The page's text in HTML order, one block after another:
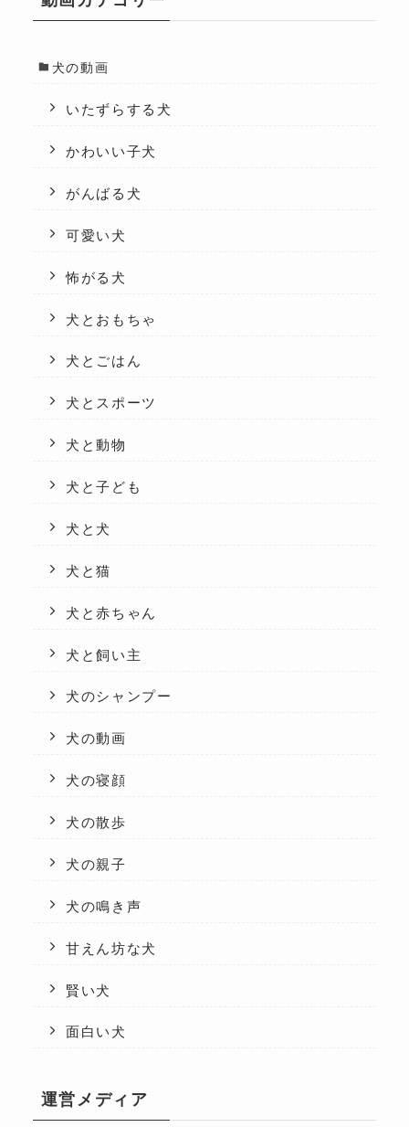
犬の動画
いたずらする犬
かわいい子犬
がんばる犬
可愛い犬
怖がる犬
犬とおもちゃ
犬とごはん
犬とスポーツ
犬と動物
犬と子ども
犬と犬
犬と猫
犬と赤ちゃん
犬と飼い主
犬のシャンプー
犬の動画
犬の寝顔
犬の散歩
犬の親子
犬の鳴き声
甘えん坊な犬
賢い犬
面白い犬
運営メディア